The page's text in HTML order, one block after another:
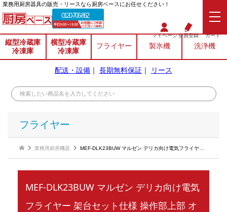
業務⽤厨房器具の販売・リースなら厨房ベースにお任せください！
0120-706-862
マイページ会員登録 カート
縦型冷蔵庫
冷凍庫
横型冷蔵庫
冷凍庫
フライヤー 製氷機 洗浄機
配送・設備 ｜ 長期無料保証 ｜ リース
フライヤー
業務用厨房機器 MEF-DLK23BUW マルゼン デリカ向け電気フライヤー 架台セット仕様 操作部上部 オートリフトあり
MEF-DLK23BUW マルゼン デリカ向け電気
フライヤー 架台セット仕様 操作部上部 オ